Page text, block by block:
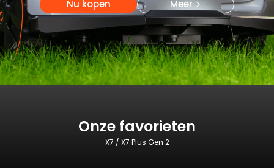
Nu kopen Meer
Onze favorieten
X7 / X7 Plus Gen 2